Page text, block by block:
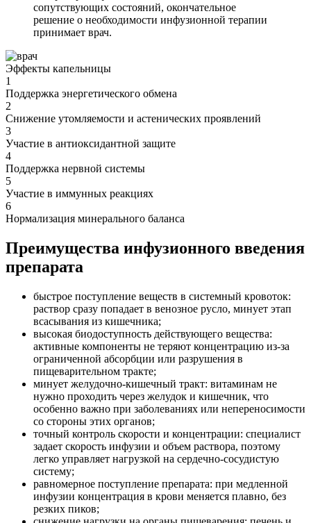
сопутствующих состояний, окончательное
решение о необходимости инфузионной терапии
принимает врач.
Эффекты капельницы
1
Поддержка энергетического обмена
2
Снижение утомляемости и астенических проявлений
3
Участие в антиоксидантной защите
4
Поддержка нервной системы
5
Участие в иммунных реакциях
6
Нормализация минерального баланса
Преимущества инфузионного введения
препарата
быстрое поступление веществ в системный кровоток:
раствор сразу попадает в венозное русло, минует этап
всасывания из кишечника;
высокая биодоступность действующего вещества:
активные компоненты не теряют концентрацию из-за
ограниченной абсорбции или разрушения в
пищеварительном тракте;
минует желудочно-кишечный тракт: витаминам не
нужно проходить через желудок и кишечник, что
особенно важно при заболеваниях или непереносимости
со стороны этих органов;
точный контроль скорости и концентрации: специалист
задает скорость инфузии и объем раствора, поэтому
легко управляет нагрузкой на сердечно-сосудистую
систему;
равномерное поступление препарата: при медленной
инфузии концентрация в крови меняется плавно, без
резких пиков;